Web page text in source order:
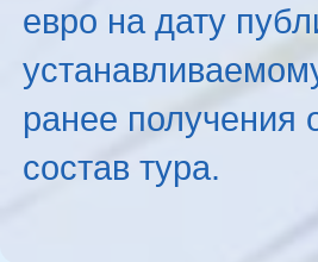
евро на дату
ранее получения
состав тура.